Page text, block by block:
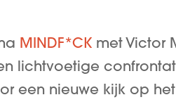
MINDF*CK met Victor
lichtvoetige
een nieuwe kijk op